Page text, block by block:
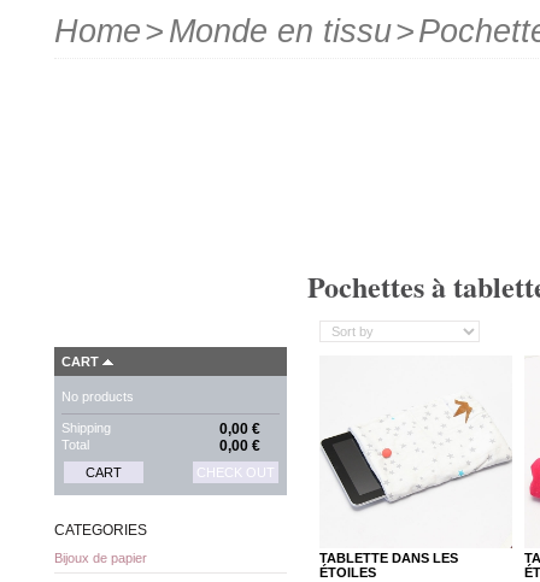
Home> Monde en tissu>
Pochettes à
TABLETTE DANS LES
ÉTOILES
CART
No products
Shipping 0,00 €
Total 0,00 €
CART CHECK OUT
CATEGORIES
Bijoux de papier